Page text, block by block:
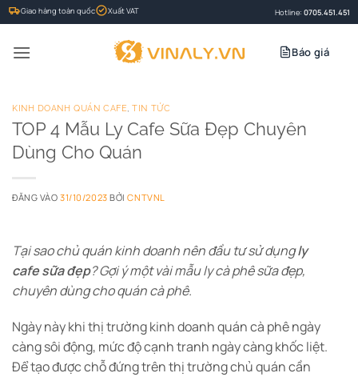
Bỏ
qua
nội
Giao hàng toàn quốc Xuất VAT Hotline: 0705.451.451
Báo giá
KINH DOANH QUÁN CAFE,TIN TỨC
TOP 4 Mẫu Ly Cafe Sữa Đẹp Chuyên
Dùng Cho Quán
ĐĂNG VÀO31/10/2023 BỞICNTVNL
Tại sao chủ quán kinh doanh nên đầu tư sử dụngly
cafe sữa đẹp? Gợi ý một vài mẫu ly cà phê sữa đẹp,
chuyên dùng cho quán cà phê.
Ngày này khi thị trường kinh doanh quán cà phê ngày
càng sôi động, mức độ cạnh tranh ngày càng khốc liệt.
Để tạo được chỗ đứng trên thị trường chủ quán cần